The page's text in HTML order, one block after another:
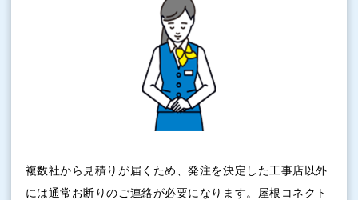
複数社から見積りが届くため、発注を決定した工事店以外
には通常お断りのご連絡が必要になります。屋根コネクト